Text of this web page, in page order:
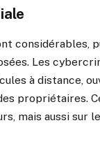
considérables,
Les
à distance,
propriétaires.
mais aussi sur